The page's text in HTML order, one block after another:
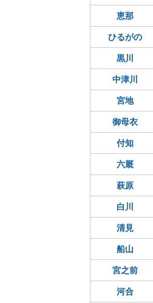
恵那
ひるがの
黒川
中津川
宮地
御母衣
付知
六厩
萩原
白川
清見
船山
宮之前
河合